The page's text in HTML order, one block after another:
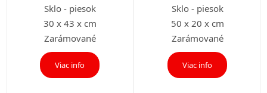
Sklo - piesok
30 x 43 x cm
Zarámované
Viac info
Sklo - piesok
50 x 20 x cm
Zarámované
Viac info